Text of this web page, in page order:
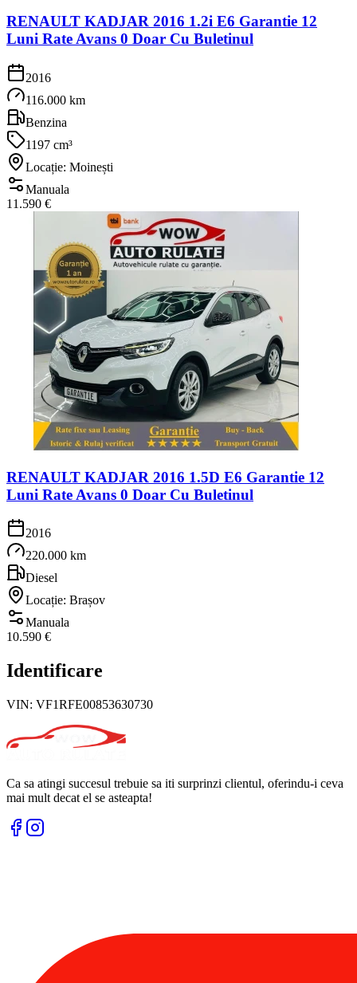
RENAULT KADJAR 2016 1.2i E6 Garantie 12
Luni Rate Avans 0 Doar Cu Buletinul
2016
116.000 km
Benzina
1197 cm³
Locație: Moinești
Manuala
11.590 €
RENAULT KADJAR 2016 1.5D E6 Garantie 12
Luni Rate Avans 0 Doar Cu Buletinul
2016
220.000 km
Diesel
Locație: Brașov
Manuala
10.590 €
Identificare
VIN: VF1RFE00853630730
Ca sa atingi succesul trebuie sa iti surprinzi clientul, oferindu-i ceva
mai mult decat el se asteapta!